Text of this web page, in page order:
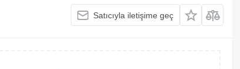
Satıcıyla iletişime geç